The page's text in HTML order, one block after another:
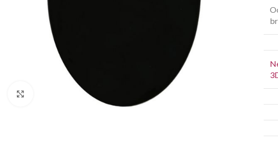
Klik om te vergroten